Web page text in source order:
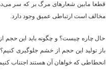
قطعا مابین شعارهای مرگ بر که سر
مخالف است ارتباطی عمیق وجود دارد.
حال چاره چیست؟ و چگونه باید این حجم
باز تولید این حجم از خشم جلوگیری
انحطاطی که خواهان آن هستند اجتناب